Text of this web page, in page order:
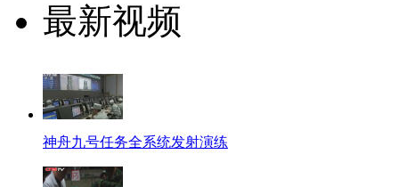
最新视频
神舟九号任务全系统发射演练